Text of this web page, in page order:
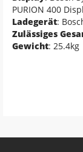
PURION 400
Ladegerät:
Zulässiges
Gewicht: 25.4kg